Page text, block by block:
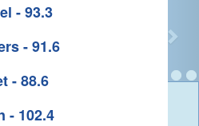
- 93.3
- 91.6
- 88.6
- 102.4